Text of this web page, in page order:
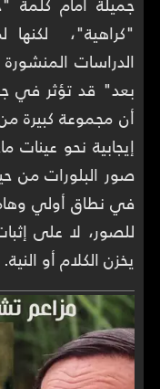
"كراهية"،
الدراسات
بعد" قد تؤثر في
أن مجموعة كبيرة
إيجابية نحو عينات
صور البلورات من
في نطاق أولي
للصور، لا على
يخزن الكلام أو النية.